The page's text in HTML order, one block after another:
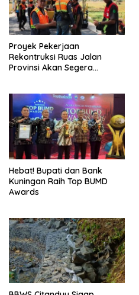
Proyek Pekerjaan
Rekontruksi Ruas Jalan
Provinsi Akan Segera
Hebat! Bupati dan Bank
Kuningan Raih Top BUMD
Awards